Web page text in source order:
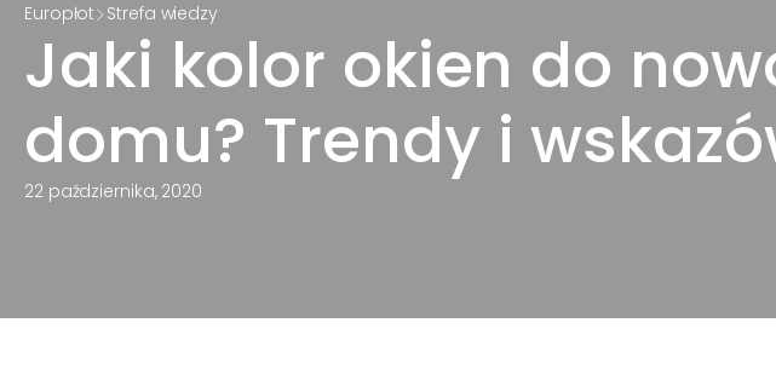
Europłot Strefa wiedzy
Jaki kolor okien do
domu? Trendy i
22 października, 2020